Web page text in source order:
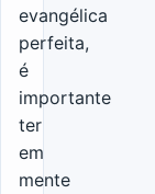
evangélica
perfeita,
é
importante
ter
em
mente